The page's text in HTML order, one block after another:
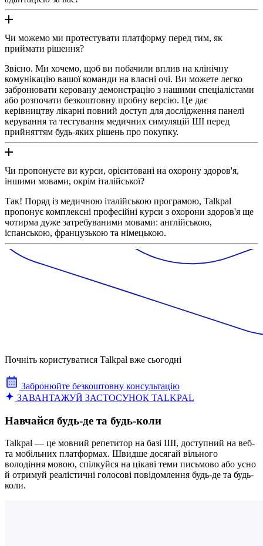
Чи можемо ми протестувати платформу перед тим, як
приймати рішення?
Звісно. Ми хочемо, щоб ви побачили вплив на клінічну
комунікацію вашої команди на власні очі. Ви можете легко
забронювати керовану демонстрацію з нашими спеціалістами
або розпочати безкоштовну пробну версію. Це дає
керівництву лікарні повний доступ для дослідження панелі
керування та тестування медичних симуляцій ШІ перед
прийняттям будь-яких рішень про покупку.
Чи пропонуєте ви курси, орієнтовані на охорону здоров'я,
іншими мовами, окрім італійської?
Так! Поряд із медичною італійською програмою, Talkpal
пропонує комплексні професійні курси з охорони здоров'я ще
чотирма дуже затребуваними мовами: англійською,
іспанською, французькою та німецькою.
Почніть користуватися Talkpal вже сьогодні
Забронюйте безкоштовну консультацію
ЗАВАНТАЖУЙ ЗАСТОСУНОК TALKPAL
Навчайся будь-де та будь-коли
Talkpal — це мовний репетитор на базі ШІ, доступний на веб-
та мобільних платформах. Швидше досягай вільного
володіння мовою, спілкуйся на цікаві теми письмово або усно
й отримуй реалістичні голосові повідомлення будь-де та будь-
коли.